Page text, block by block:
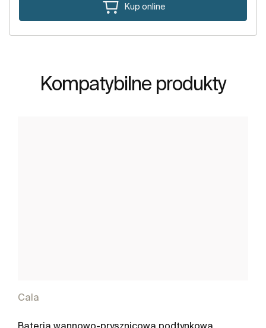
Kup online
Kompatybilne produkty
Cala
Bateria wannowo-prysznicowa podtynkowa